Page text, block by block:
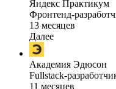
Яндекс Практикум
Фронтенд-
13 месяцев
Далее
Академия Эдюсон
Fullstack-
11 месяцев